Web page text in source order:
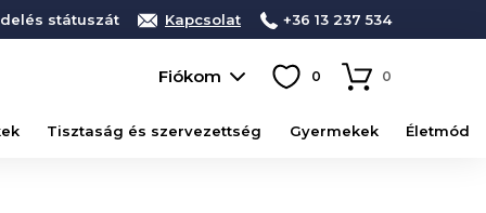
státuszát Kapcsolat +36 13 237 534
Fiókom 0 0
Tisztaság és szervezettség Gyermekek Életmód